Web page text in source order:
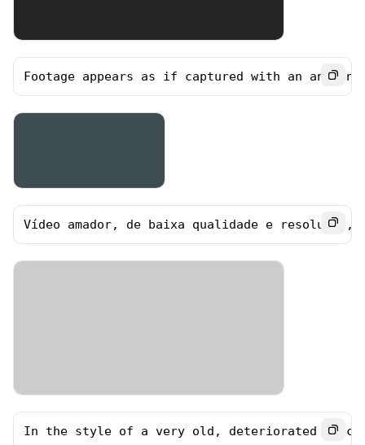
Footage appears as if captured with an
​Vídeo amador, de baixa qualidade e resolução,
In the style of a very old, deteriorated black-